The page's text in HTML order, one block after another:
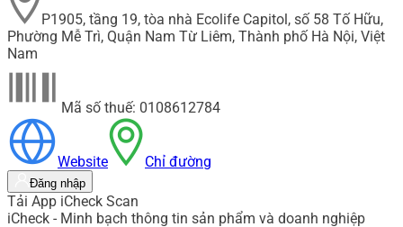
P1905, tầng 19, tòa nhà Ecolife Capitol, số 58 Tố Hữu,
Phường Mễ Trì, Quận Nam Từ Liêm, Thành phố Hà Nội, Việt
Nam
Mã số thuế: 0108612784
Website Chỉ đường
Đăng nhập
Tải App iCheck Scan
iCheck - Minh bạch thông tin sản phẩm và doanh nghiệp